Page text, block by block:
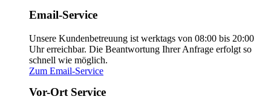
Email-Service
Unsere Kundenbetreuung ist werktags von 08:00 bis 20:00
Uhr erreichbar. Die Beantwortung Ihrer Anfrage erfolgt so
schnell wie möglich.
Zum Email-Service
Vor-Ort Service